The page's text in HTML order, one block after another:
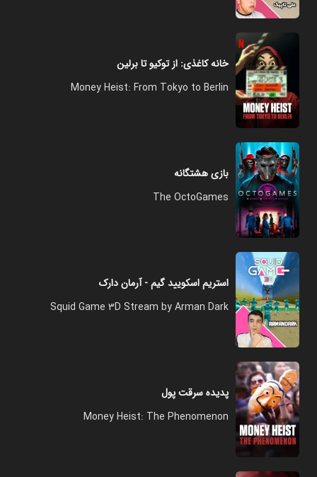
خانه کاغذی: از توکیو تا برلین
Money Heist: From Tokyo to Berlin
بازی هشتگانه
The OctoGames
استریم اسکویید گیم - آرمان دارک
Squid Game 3D Stream by Arman Dark
پدیده سرقت پول
Money Heist: The Phenomenon